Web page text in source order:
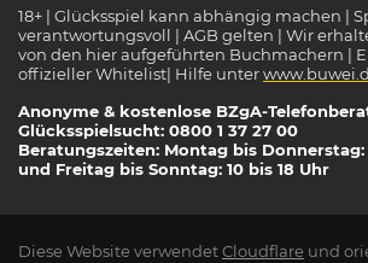
18+ | Glücksspiel kann abhängig machen |
verantwortungsvoll | AGB gelten | Wir
von den hier aufgeführten Buchmachern |
offizieller Whitelist| Hilfe unter
Anonyme & kostenlose BZgA-
Glücksspielsucht: 0800 1 37 27 00
Beratungszeiten: Montag bis Donnerstag:
und Freitag bis Sonntag: 10 bis 18 Uhr
Diese Website verwendetCloudflare und